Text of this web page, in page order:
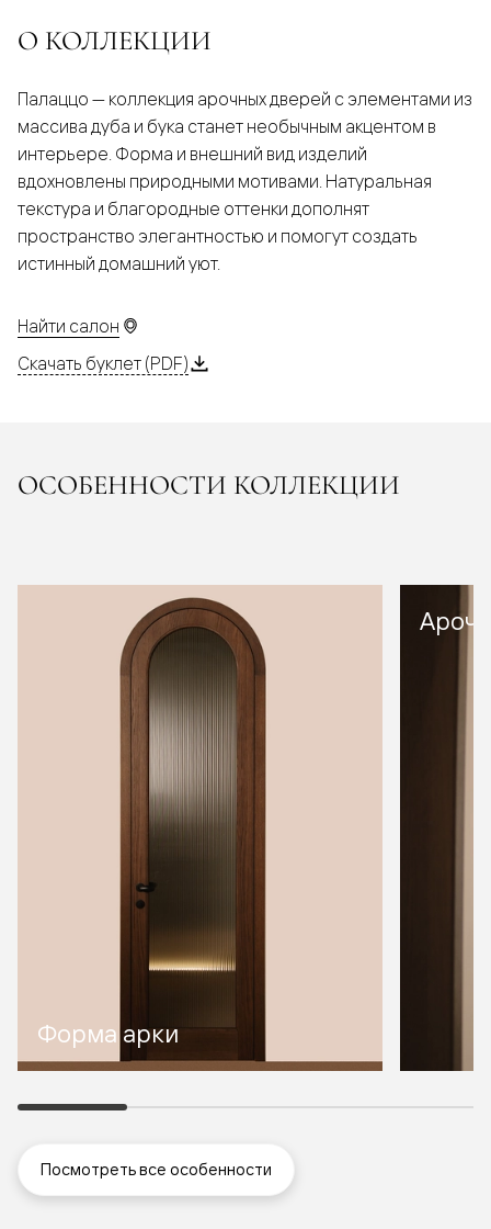
О КОЛЛЕКЦИИ
Палаццо — коллекция арочных дверей с элементами из
массива дуба и бука станет необычным акцентом в
интерьере. Форма и внешний вид изделий
вдохновлены природными мотивами. Натуральная
текстура и благородные оттенки дополнят
пространство элегантностью и помогут создать
истинный домашний уют.
Найти салон
Скачать буклет (PDF)
ОСОБЕННОСТИ КОЛЛЕКЦИИ
Форма арки
Посмотреть все особенности